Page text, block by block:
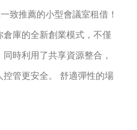
致推薦的小型會議室租借！
庫的全新創業模式，不僅
時利用了共享資源整合，
管更安全。 舒適彈性的場